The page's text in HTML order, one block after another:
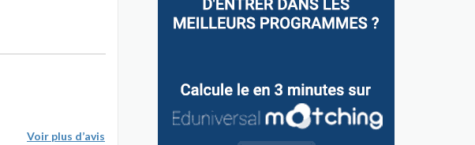
Voir plus d’avis